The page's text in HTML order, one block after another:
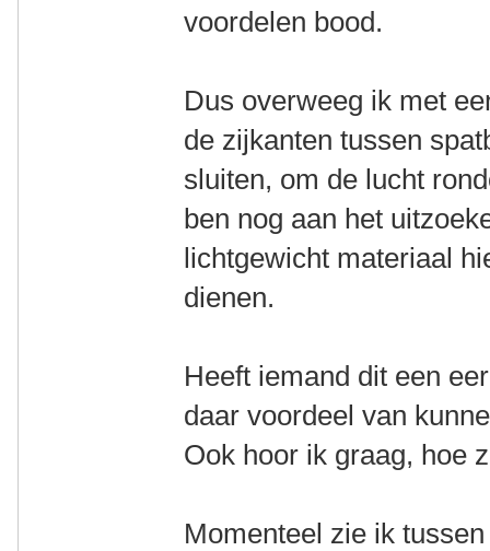
voordelen bood.
Dus overweeg ik met
de zijkanten tussen
sluiten, om de lucht
ben nog aan het
lichtgewicht materiaal
dienen.
Heeft iemand dit een
daar voordeel van
Ook hoor ik graag, hoe
Momenteel zie ik